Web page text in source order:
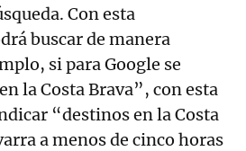
Con esta
buscar de manera
si para Google se
la Costa Brava”, con esta
“destinos en la Costa
a menos de cinco horas